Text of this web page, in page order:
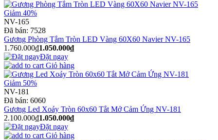
Giảm 40%
NV-165
Đã bán: 7528
Gương Phòng Tắm Tròn LED Vàng 60X60 Navier NV-165
1.760.000₫1.050.000₫
Đặt ngay
Giỏ hàng
Giảm 50%
NV-181
Đã bán: 6060
Gương Led Xoáy Tròn 60x60 Tắt Mở Cảm Ứng NV-181
2.100.000₫1.050.000₫
Đặt ngay
Giỏ hàng